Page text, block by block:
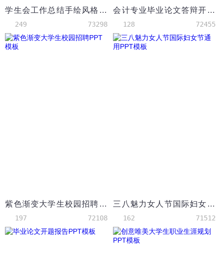
学生会工作总结手绘风格PPT模板
249 73298
会计专业毕业论文答辩开题报告ppt模板
128 72455
紫色渐变大学生校园招聘PPT模板
197 72108
三八魅力女人节国际妇女节通用PPT模板
162 71512